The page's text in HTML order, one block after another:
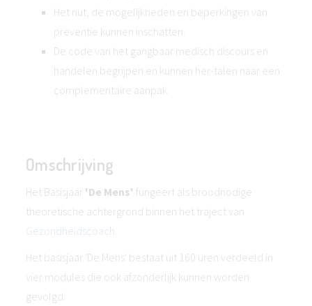
Het nut, de mogelijkheden en beperkingen van
preventie kunnen inschatten.
De code van het gangbaar medisch discours en
handelen begrijpen en kunnen her-talen naar een
complementaire aanpak.
Omschrijving
Het Basisjaar 'De Mens' fungeert als broodnodige
theoretische achtergrond binnen het traject van
Gezondheidscoach.
Het basisjaar 'De Mens' bestaat uit 160 uren verdeeld in
vier modules die ook afzonderlijk kunnen worden
gevolgd: